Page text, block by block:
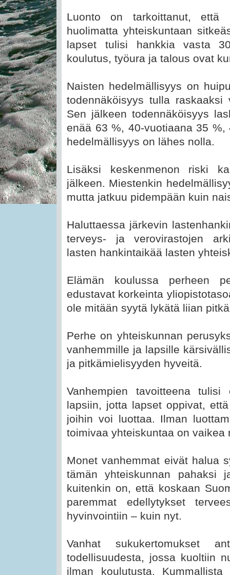
Luonto on tarkoittanut, että
huolimatta yhteiskuntaan
lapset tulisi hankkia vasta
koulutus, työura ja talous ovat
Naisten hedelmällisyys on
todennäköisyys tulla
Sen jälkeen todennäköisyys
enää 63 %, 40-vuotiaana 35
hedelmällisyys on lähes nolla.
Lisäksi keskenmenon riski
jälkeen. Miestenkin
mutta jatkuu pidempään kuin
Haluttaessa järkevin
terveys- ja verovirastojen
lasten hankintaikää lasten
Elämän koulussa perheen
edustavat korkeinta
ole mitään syytä lykätä liian
Perhe on yhteiskunnan
vanhemmille ja lapsille
ja pitkämielisyyden hyveitä.
Vanhempien tavoitteena tulisi
lapsiin, jotta lapset oppivat,
joihin voi luottaa. Ilman
toimivaa yhteiskuntaa on vaikea
Monet vanhemmat eivät halua
tämän yhteiskunnan pahaksi
kuitenkin on, että koskaan
paremmat edellytykset
hyvinvointiin – kuin nyt.
Vanhat sukukertomukset
todellisuudesta, jossa kuoltiin
ilman koulutusta.